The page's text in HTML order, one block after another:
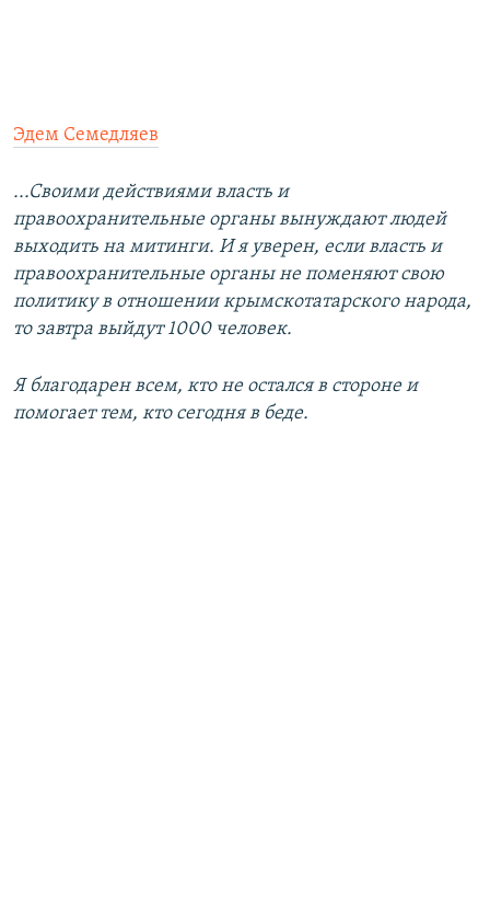
Эдем Семедляев
...Своими действиями власть и
правоохранительные органы вынуждают людей
выходить на митинги. И я уверен, если власть и
правоохранительные органы не поменяют свою
политику в отношении крымскотатарского народа,
то завтра выйдут 1000 человек.
Я благодарен всем, кто не остался в стороне и
помогает тем, кто сегодня в беде.